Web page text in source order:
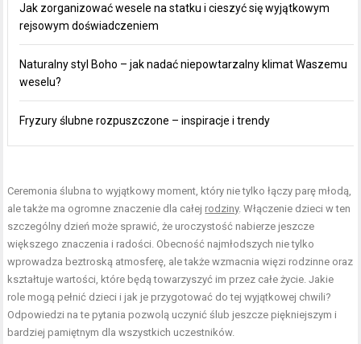
Jak zorganizować wesele na statku i cieszyć się wyjątkowym
rejsowym doświadczeniem
Naturalny styl Boho – jak nadać niepowtarzalny klimat Waszemu
weselu?
Fryzury ślubne rozpuszczone – inspiracje i trendy
Ceremonia ślubna to wyjątkowy moment, który nie tylko łączy parę młodą,
ale także ma ogromne znaczenie dla całej rodziny. Włączenie dzieci w ten
szczególny dzień może sprawić, że uroczystość nabierze jeszcze
większego znaczenia i radości. Obecność najmłodszych nie tylko
wprowadza beztroską atmosferę, ale także wzmacnia więzi rodzinne oraz
kształtuje wartości, które będą towarzyszyć im przez całe życie. Jakie
role mogą pełnić dzieci i jak je przygotować do tej wyjątkowej chwili?
Odpowiedzi na te pytania pozwolą uczynić ślub jeszcze piękniejszym i
bardziej pamiętnym dla wszystkich uczestników.